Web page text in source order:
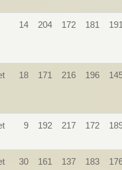
14 204 172 181
18 171 216 196
9 192 217 172
30 161 137 183